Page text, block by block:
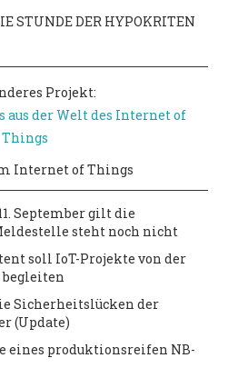
STUNDE DER HYPOKRITEN
Projekt:
Internet of Things
September gilt die
steht noch nicht
soll IoT-Projekte von der
begleiten
Sicherheitslücken der
(Update)
produktionsreifen NB-